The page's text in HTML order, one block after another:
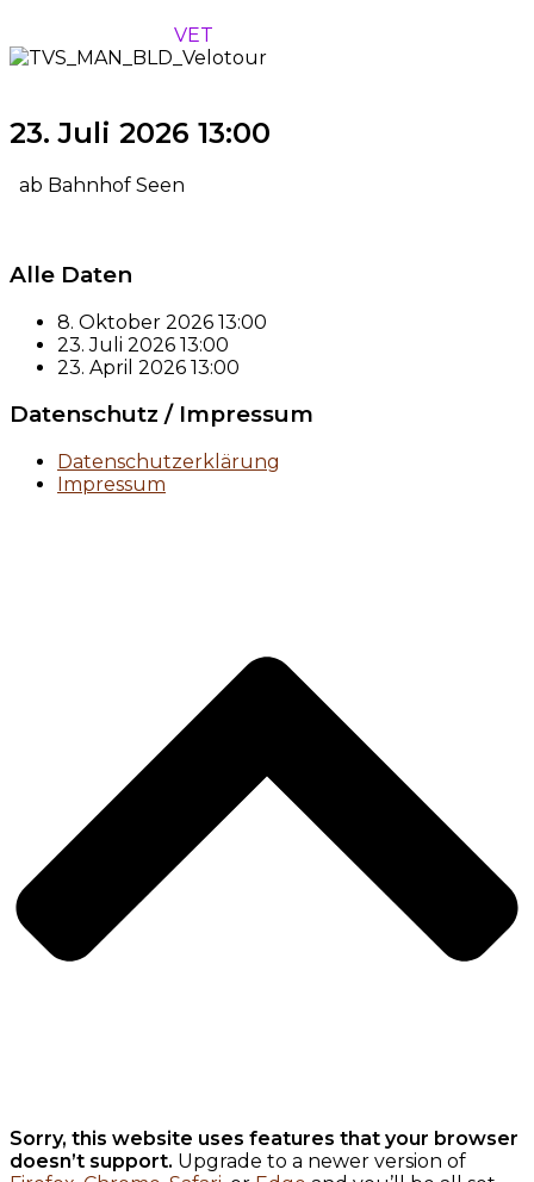
VET
23. Juli 2026 13:00
ab Bahnhof Seen
Alle Daten
8. Oktober 2026 13:00
23. Juli 2026 13:00
23. April 2026 13:00
Datenschutz / Impressum
Datenschutzerklärung
Impressum
Sorry, this website uses features that your browser
doesn’t support. Upgrade to a newer version of